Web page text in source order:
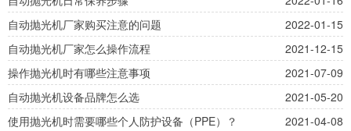
自动抛光机厂家购买注意的问题
2022-01-15
自动抛光机厂家怎么操作流程
2021-12-15
操作抛光机时有哪些注意事项
2021-07-09
自动抛光机设备品牌怎么选
2021-05-20
使用抛光机时需要哪些个人防护设备（PPE）？
2021-04-08